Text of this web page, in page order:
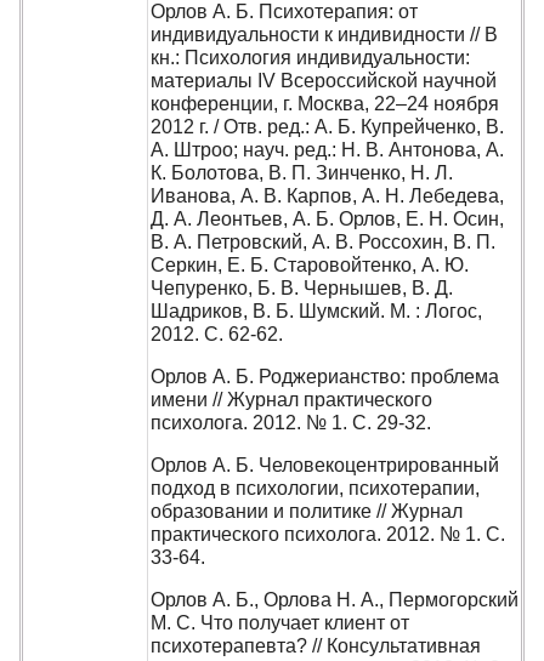
Орлов А. Б. Психотерапия: от
индивидуальности к индивидности // В
кн.: Психология индивидуальности:
материалы IV Всероссийской научной
конференции, г. Москва, 22–24 ноября
2012 г. / Отв. ред.: А. Б. Купрейченко, В.
А. Штроо; науч. ред.: Н. В. Антонова, А.
К. Болотова, В. П. Зинченко, Н. Л.
Иванова, А. В. Карпов, А. Н. Лебедева,
Д. А. Леонтьев, А. Б. Орлов, Е. Н. Осин,
В. А. Петровский, А. В. Россохин, В. П.
Серкин, Е. Б. Старовойтенко, А. Ю.
Чепуренко, Б. В. Чернышев, В. Д.
Шадриков, В. Б. Шумский. М. : Логос,
2012. С. 62-62.
Орлов А. Б. Роджерианство: проблема
имени // Журнал практического
психолога. 2012. № 1. С. 29-32.
Орлов А. Б. Человекоцентрированный
подход в психологии, психотерапии,
образовании и политике // Журнал
практического психолога. 2012. № 1. С.
33-64.
Орлов А. Б., Орлова Н. А., Пермогорский
М. С. Что получает клиент от
психотерапевта? // Консультативная